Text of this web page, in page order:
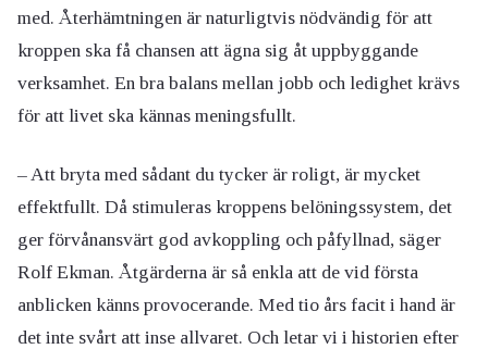
med. Återhämtningen är naturligtvis nödvändig för att
kroppen ska få chansen att ägna sig åt uppbyggande
verksamhet. En bra balans mellan jobb och ledighet krävs
för att livet ska kännas meningsfullt.
– Att bryta med sådant du tycker är roligt, är mycket
effektfullt. Då stimuleras kroppens belöningssystem, det
ger förvånansvärt god avkoppling och påfyllnad, säger
Rolf Ekman. Åtgärderna är så enkla att de vid första
anblicken känns provocerande. Med tio års facit i hand är
det inte svårt att inse allvaret. Och letar vi i historien efter